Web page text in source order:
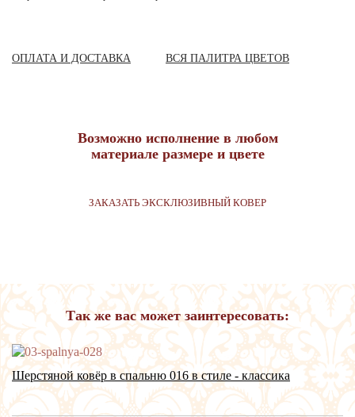
ОПЛАТА И ДОСТАВКА ВСЯ ПАЛИТРА ЦВЕТОВ
Возможно исполнение в любом
материале размере и цвете
ЗАКАЗАТЬ ЭКСКЛЮЗИВНЫЙ КОВЕР
Так же вас может заинтересовать:
Шерстяной ковёр в спальню 016 в стиле - классика